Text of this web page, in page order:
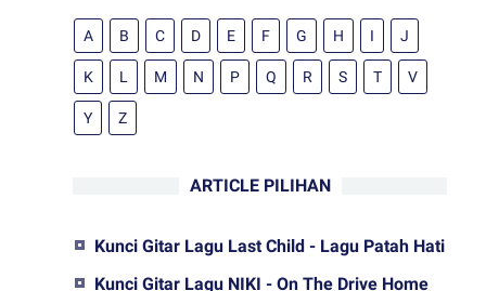
A B C D E F G H I J
K L M N P Q R S T V
Y Z
ARTICLE PILIHAN
Kunci Gitar Lagu Last Child - Lagu Patah Hati
Kunci Gitar Lagu NIKI - On The Drive Home